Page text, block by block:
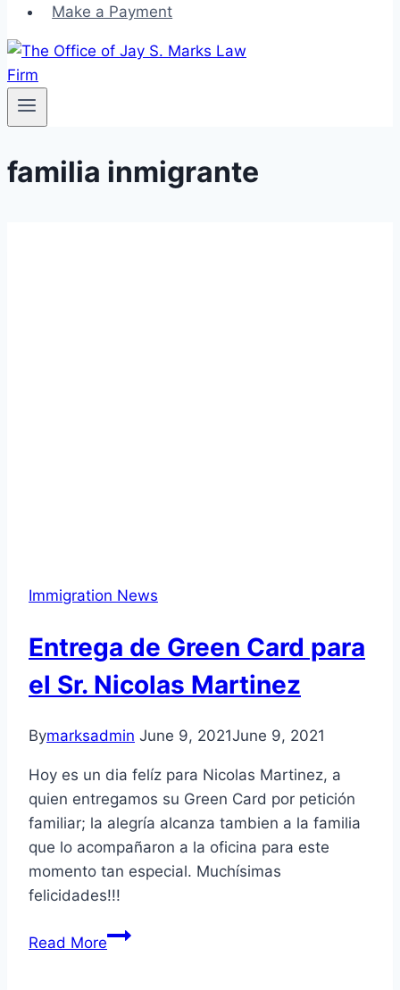
Make a Payment
familia inmigrante
Immigration News
Entrega de Green Card para
el Sr. Nicolas Martinez
Bymarksadmin June 9, 2021June 9, 2021
Hoy es un dia felíz para Nicolas Martinez, a
quien entregamos su Green Card por petición
familiar; la alegría alcanza tambien a la familia
que lo acompañaron a la oficina para este
momento tan especial. Muchísimas
felicidades!!!
Read MoreEntrega